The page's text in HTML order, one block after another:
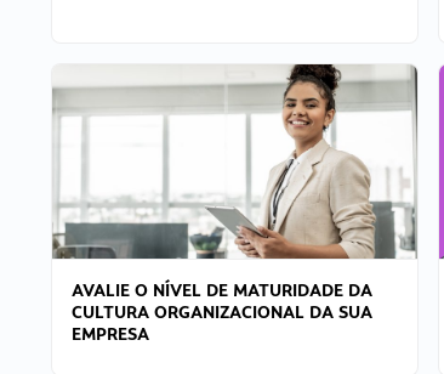
AVALIE O NÍVEL DE MATURIDADE DA
CULTURA ORGANIZACIONAL DA SUA
EMPRESA